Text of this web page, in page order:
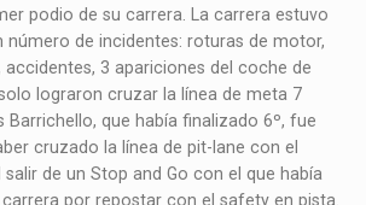
podio de su carrera. La carrera estuvo
número de incidentes: roturas de motor,
3 apariciones del coche de
lograron cruzar la línea de meta 7
Barrichello, que había finalizado 6º, fue
cruzado la línea de pit-lane con el
de un Stop and Go con el que había
por repostar con el safety en pista.